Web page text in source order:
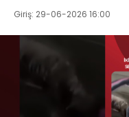
Giriş: 29-06-2026 16:00